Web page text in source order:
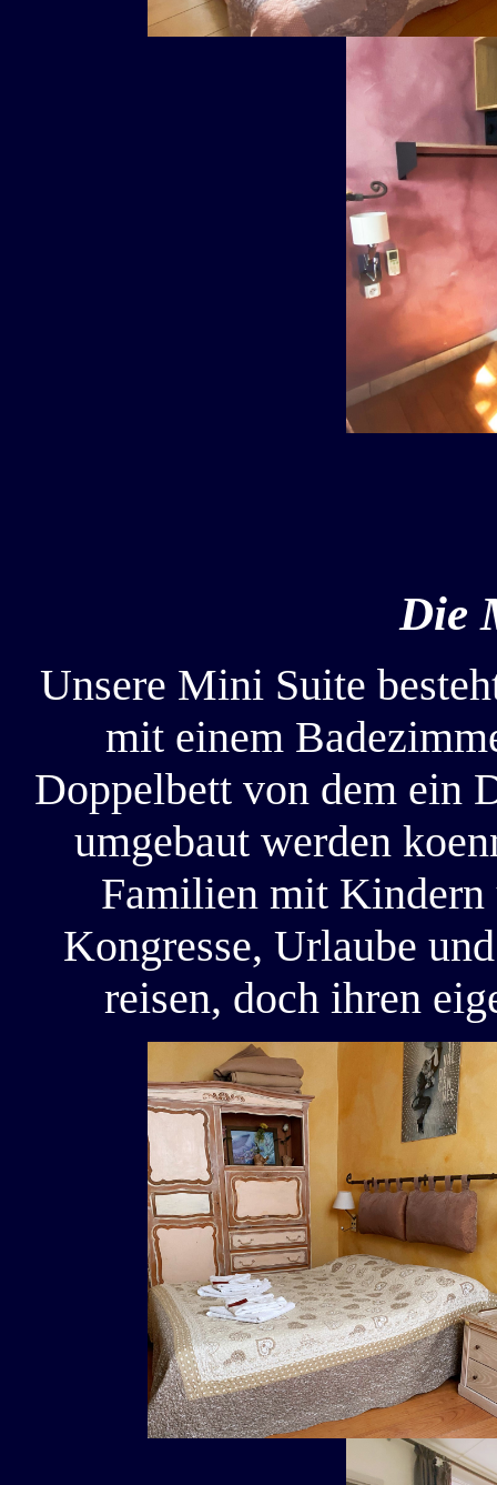
Die
Unsere Mini Suite
mit einem
Doppelbett von dem ein
umgebaut werden
Familien mit Kindern
Kongresse, Urlaube
reisen, doch ihren